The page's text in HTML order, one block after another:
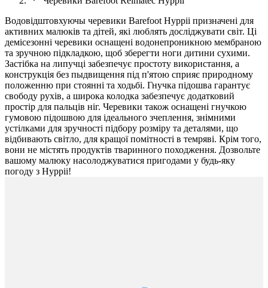
Водовідштовхуючы черевики Barefoot Hyppii призначені для
активних малюків та дітей, які люблять досліджувати світ. Ці
демісезонні черевики оснащені водонепроникною мембраною
та зручною підкладкою, щоб зберегти ноги дитини сухими.
Застібка на липучці забезпечує простоту використання, а
конструкція без пыдвищення під п'ятою сприяє природному
положенню при стоянні та ходьбі. Гнучка підошва гарантує
свободу рухів, а широка колодка забезпечує додатковий
простір для пальців ніг. Черевики також оснащені гнучкою
гумовою підошвою для ідеального зчеплення, знімними
устілками для зручності підбору розміру та деталями, що
відбивають світло, для кращої помітності в темряві. Крім того,
вони не містять продуктів тваринного походження. Дозвольте
вашому малюку насолоджуватися пригодами у будь-яку
погоду з Hyppii!